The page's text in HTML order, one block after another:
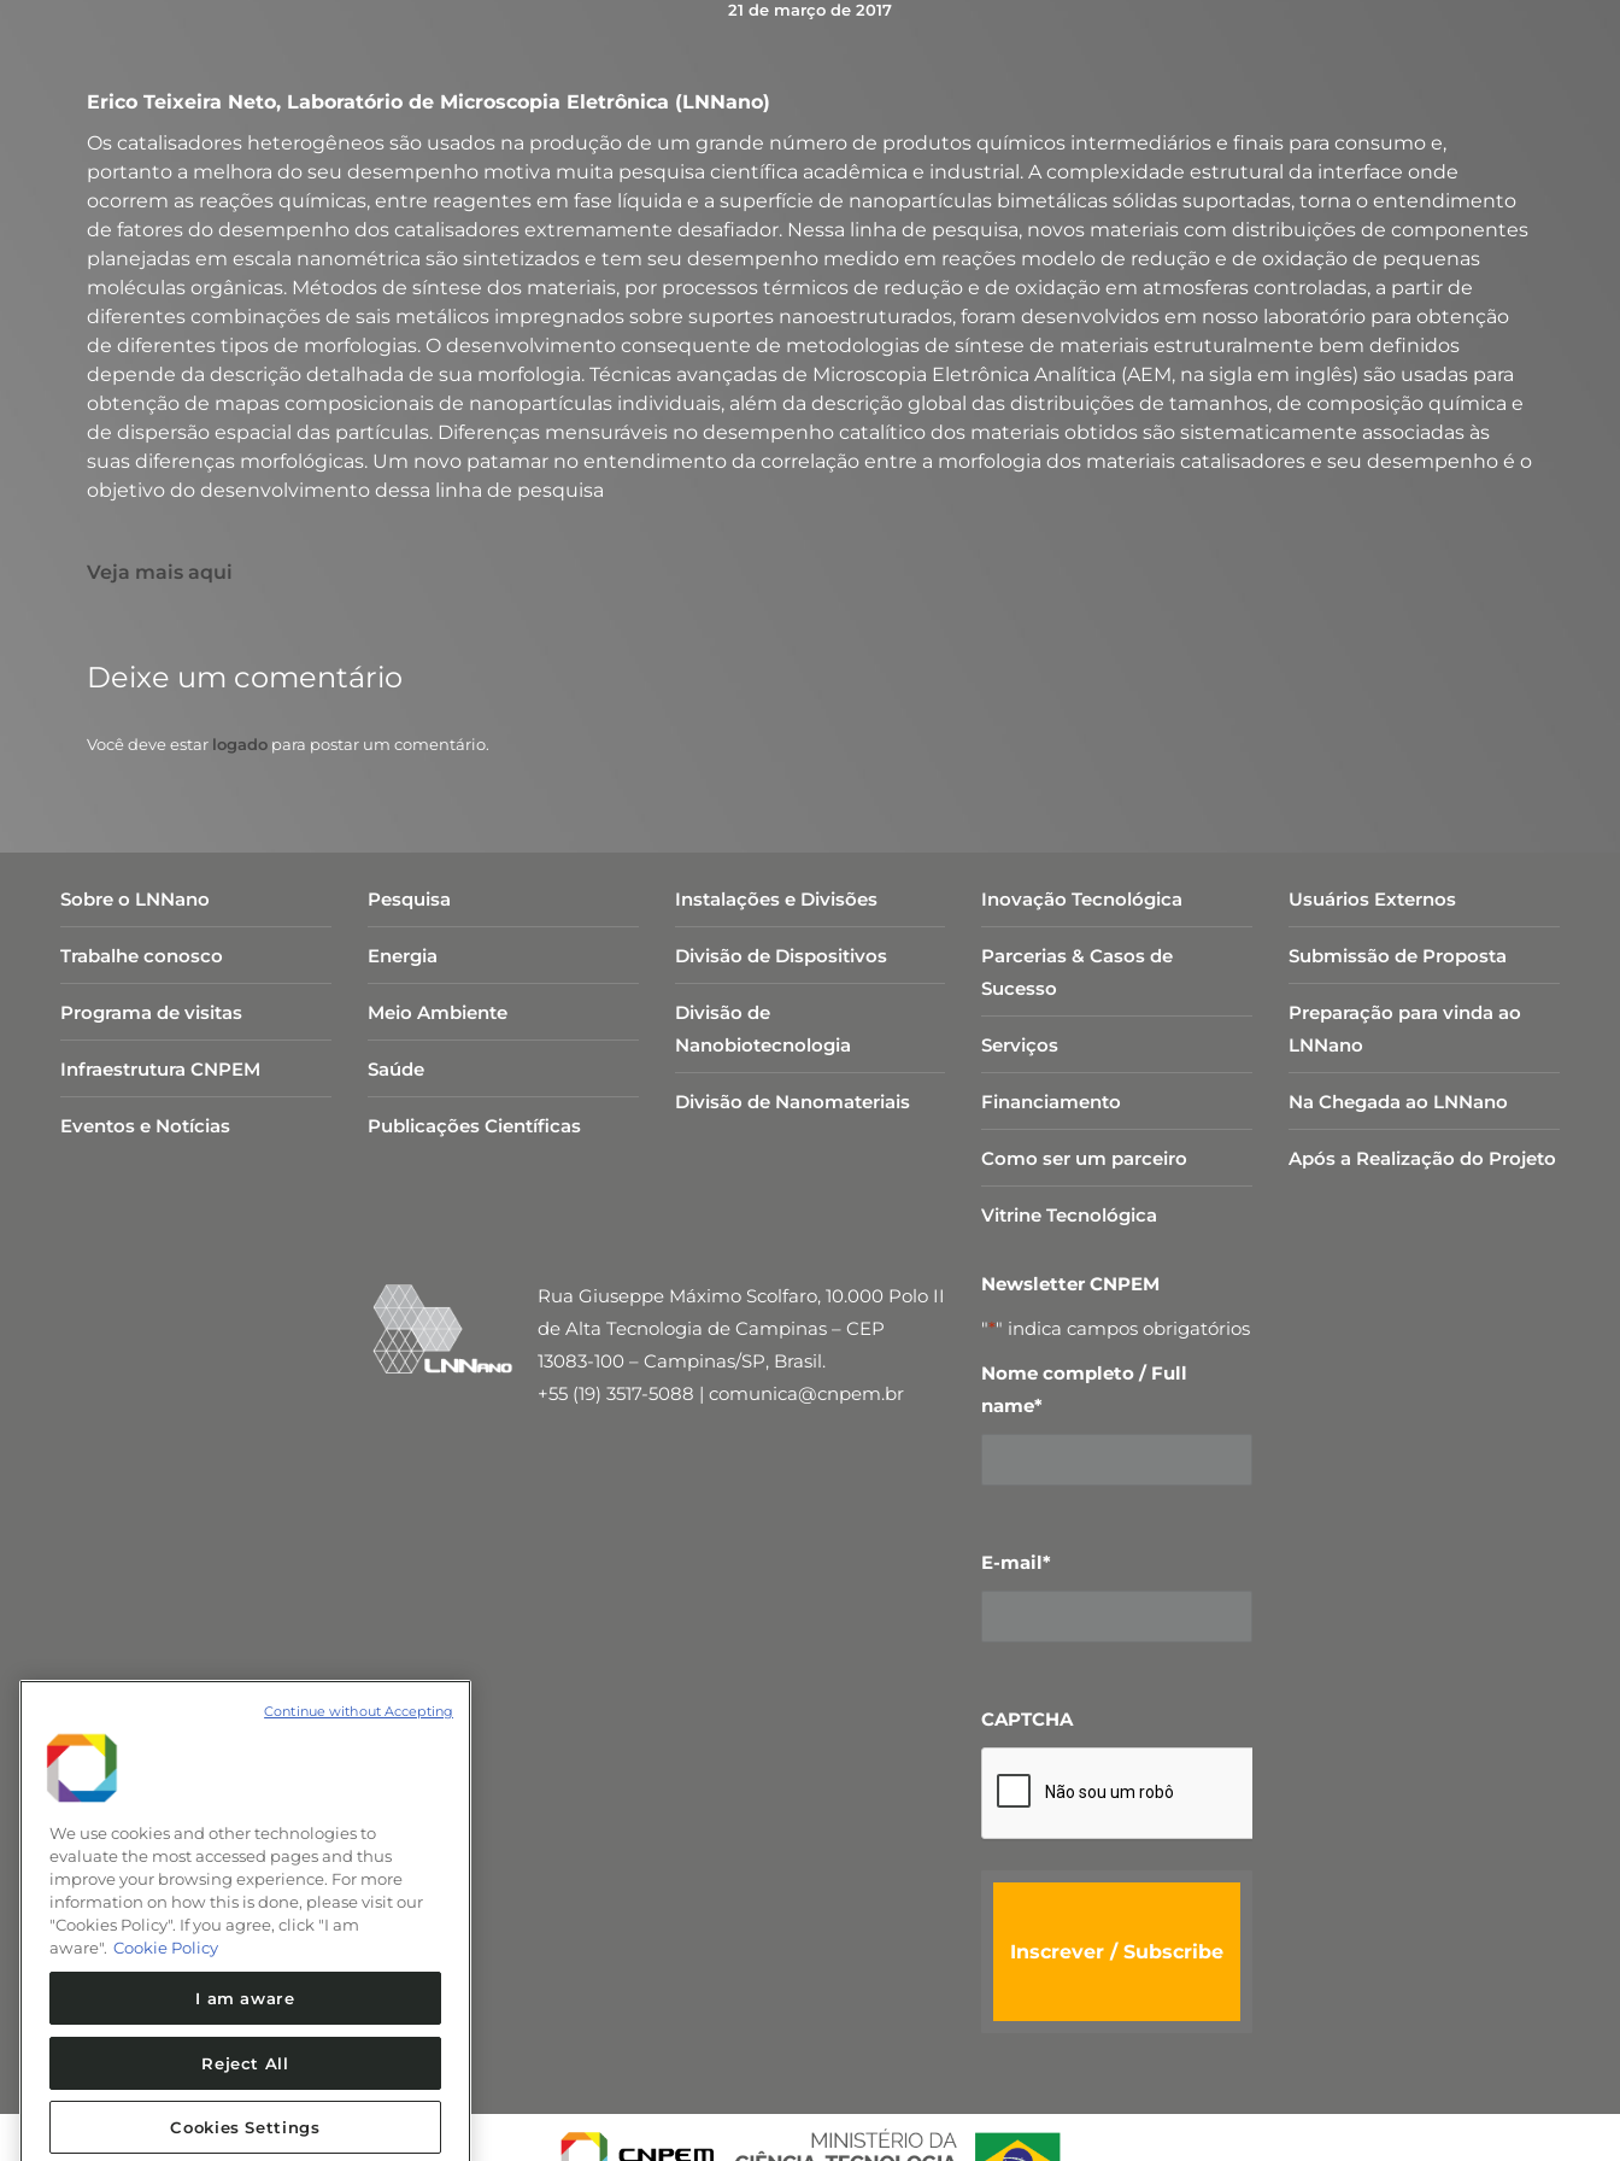
21 de março de 2017
Erico Teixeira Neto, Laboratório de Microscopia Eletrônica (LNNano)
Os catalisadores heterogêneos são usados na produção de um grande número de produtos químicos intermediários e finais para consumo e,
portanto a melhora do seu desempenho motiva muita pesquisa científica acadêmica e industrial. A complexidade estrutural da interface onde
ocorrem as reações químicas, entre reagentes em fase líquida e a superfície de nanopartículas bimetálicas sólidas suportadas, torna o entendimento
de fatores do desempenho dos catalisadores extremamente desafiador. Nessa linha de pesquisa, novos materiais com distribuições de componentes
planejadas em escala nanométrica são sintetizados e tem seu desempenho medido em reações modelo de redução e de oxidação de pequenas
moléculas orgânicas. Métodos de síntese dos materiais, por processos térmicos de redução e de oxidação em atmosferas controladas, a partir de
diferentes combinações de sais metálicos impregnados sobre suportes nanoestruturados, foram desenvolvidos em nosso laboratório para obtenção
de diferentes tipos de morfologias. O desenvolvimento consequente de metodologias de síntese de materiais estruturalmente bem definidos
depende da descrição detalhada de sua morfologia. Técnicas avançadas de Microscopia Eletrônica Analítica (AEM, na sigla em inglês) são usadas para
obtenção de mapas composicionais de nanopartículas individuais, além da descrição global das distribuições de tamanhos, de composição química e
de dispersão espacial das partículas. Diferenças mensuráveis no desempenho catalítico dos materiais obtidos são sistematicamente associadas às
suas diferenças morfológicas. Um novo patamar no entendimento da correlação entre a morfologia dos materiais catalisadores e seu desempenho é o
objetivo do desenvolvimento dessa linha de pesquisa
Veja mais aqui
Deixe um comentário
Você deve estar logado para postar um comentário.
Sobre o LNNano
Trabalhe conosco
Programa de visitas
Infraestrutura CNPEM
Eventos e Notícias
Pesquisa
Energia
Meio Ambiente
Saúde
Publicações Científicas
Instalações e Divisões
Divisão de Dispositivos
Divisão de
Nanobiotecnologia​
Divisão de Nanomateriais
Inovação Tecnológica
Parcerias & Casos de
Sucesso
Serviços
Financiamento
Como ser um parceiro
Vitrine Tecnológica
Usuários Externos
Submissão de Proposta
Preparação para vinda ao
LNNano
Na Chegada ao LNNano
Após a Realização do Projeto
Rua Giuseppe Máximo Scolfaro, 10.000 Polo II
de Alta Tecnologia de Campinas – CEP
13083-100 – Campinas/SP, Brasil.
+55 (19) 3517-5088 | comunica@cnpem.br
Newsletter CNPEM
"*" indica campos obrigatórios
Nome completo / Full
name*
E-mail*
CAPTCHA
We use cookies and other technologies to
evaluate the most accessed pages and thus
improve your browsing experience. For more
information on how this is done, please visit our
"Cookies Policy". If you agree, click "I am
aware". Cookie Policy
I am aware
Reject All
Cookies Settings
Continue without Accepting